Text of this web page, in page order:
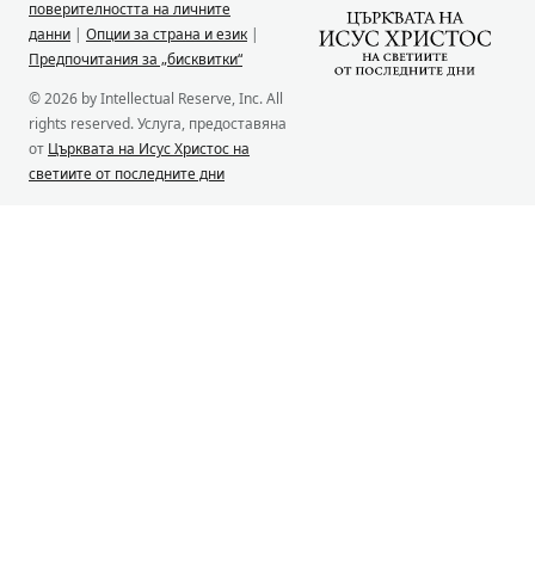
поверителността на личните
данни | Опции за страна и език |
Предпочитания за „бисквитки“
© 2026 by Intellectual Reserve, Inc. All
rights reserved. Услуга, предоставяна
от Църквата на Исус Христос на
светиите от последните дни